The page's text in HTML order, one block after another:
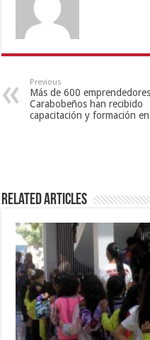
Previous
Más de 600 emprendedores
Carabobeños han recibido
capacitación y formación
Related Articles